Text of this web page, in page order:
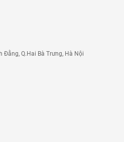
Đằng, Q.Hai Bà Trưng, Hà Nội